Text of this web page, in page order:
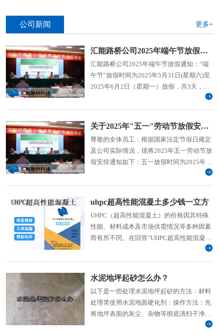
公司新闻 更多+
汇能路桥公司2025年端午节放假通知
汇能路桥公司2025年端午节放假通知：“端
午节”放假时间为2025年5月31日(星期六)至
2025年6月2日（星期一）放假，共3天，
关于2025年"五一"劳动节放假安排的通知
尊敬的全体员工：根据国家法定节假日规定
及公司实际情况，现将2025年五一劳动节放
假安排通知如下：五一放假时间为2025年5
月1日(星期四)至5日（星期一）放假共5天，
2025年5月6日(周二)上班。
uhpc超高性能混凝土多少钱一立方
UHPC（超高性能混凝土）的价格因其特殊
性能、材料成本及市场供需情况等多种因素
而有所不同。在回答“UHPC超高性能混凝土
水泥地坪起砂怎么办？
以下是一些处理水泥地坪起砂的方法：材料
处理类使用水泥地面硬化剂：操作方法：先
将地坪表面的灰尘、杂物等彻底清扫干净，